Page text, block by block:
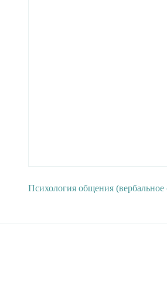
Психология общения